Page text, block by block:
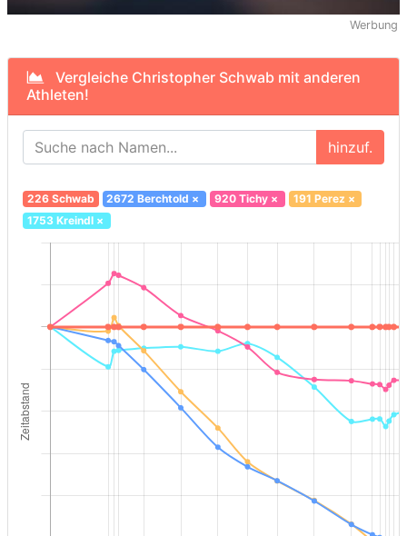
Werbung
Vergleiche Christopher Schwab mit anderen
Athleten!
hinzuf.
226 Schwab 2672 Berchtold × 920 Tichy× 191 Perez×
1753 Kreindl×